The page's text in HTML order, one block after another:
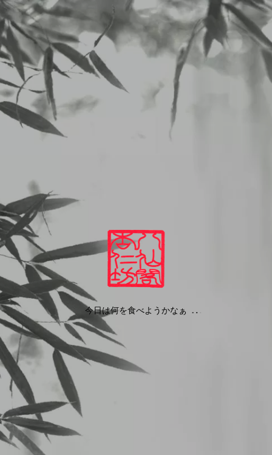
今日は何を食べようかなぁ
二子玉川 中華料理 杏仁坊
2026/07/06から7/11のランチメニュー